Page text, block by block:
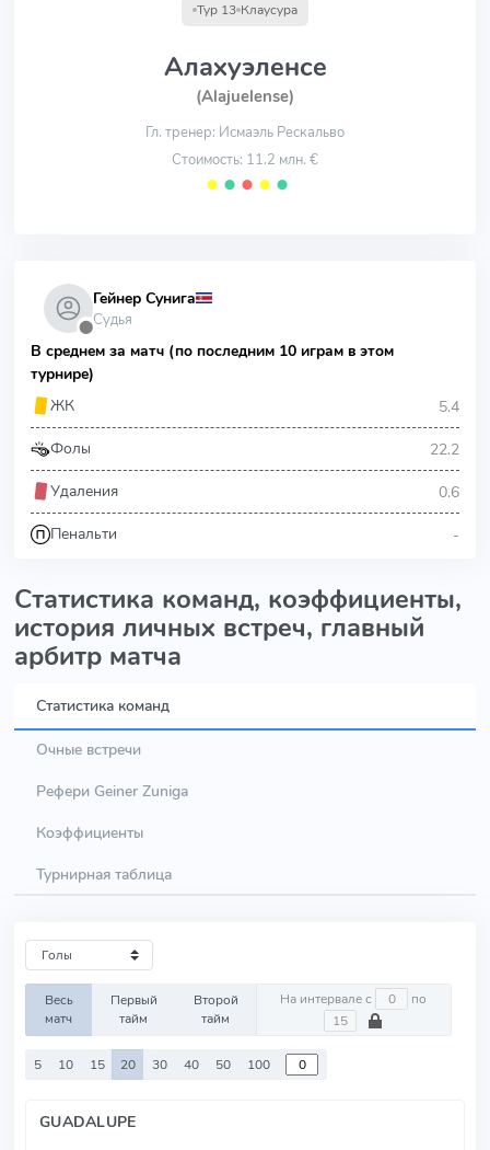
Тур 13 Клаусура
Алахуэленсе
(Alajuelense)
Гл. тренер: Исмаэль Рескальво
Стоимость: 11.2 млн. €
⬤ ⬤ ⬤ ⬤ ⬤
⬤
Гейнер Сунига
Судья
В среднем за матч (по последним 10 играм в этом
турнире)
ЖК
5.4
Фолы 22.2
Удаления 0.6
Пенальти -
Статистика команд, коэффициенты,
история личных встреч, главный
арбитр матча
Статистика команд
Очные встречи
Рефери Geiner Zuniga
Коэффициенты
Турнирная таблица
Весь
матч
Первый
тайм
Второй
тайм
На интервале с по
5 10 15 20 30 40 50 100
GUADALUPE